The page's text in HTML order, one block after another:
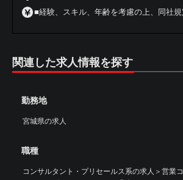
■経験、スキル、年齢を考慮の上、同社
関連した求人情報を探す
勤務地
宮城県の求人
職種
コンサルタント・プリセールス系の求人 ＞ 営業